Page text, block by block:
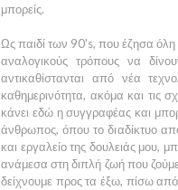
μπορείς.
Ως παιδί των 90's, που έζησα όλη
αναλογικούς τρόπους να
αντικαθίστανται από νέα
καθημερινότητα, ακόμα και τις
κάνει εδώ η συγγραφέας και
άνθρωπος, όπου το διαδίκτυο
και εργαλείο της δουλειάς μου,
ανάμεσα στη διπλή ζωή που
δείχνουμε προς τα έξω, πίσω